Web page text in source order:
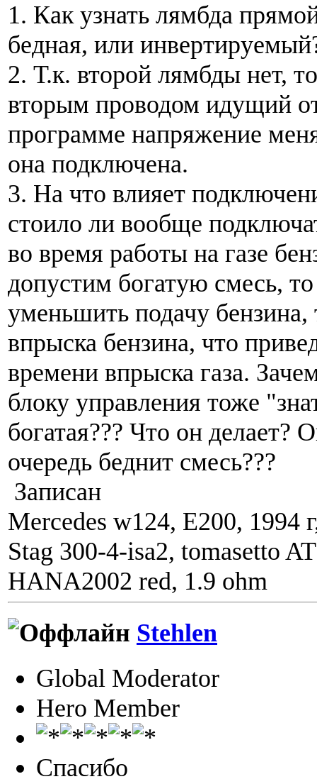
1. Как узнать лямбда
бедная, или
2. Т.к. второй лямбды нет,
вторым проводом идущий
программе напряжение
она подключена.
3. На что влияет
стоило ли вообще
во время работы на газе
допустим богатую смесь, то
уменьшить подачу бензина,
впрыска бензина, что
времени впрыска газа.
блоку управления тоже
богатая??? Что он делает?
очередь беднит смесь???
Записан
Mercedes w124, E200, 1994
Stag 300-4-isa2, tomasetto
HANA2002 red, 1.9 ohm
Stehlen
Global Moderator
Hero Member
Спасибо